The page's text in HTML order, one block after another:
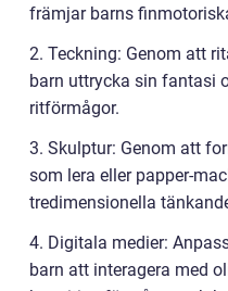
främjar barns
2. Teckning: Genom att
barn uttrycka sin fantasi
ritförmågor.
3. Skulptur: Genom att
som lera eller papper-
tredimensionella
4. Digitala medier:
barn att interagera med